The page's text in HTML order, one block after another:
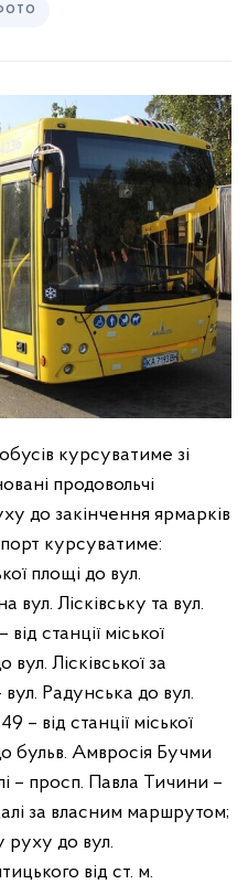
курсуватиме зі
продовольчі
до закінчення ярмарків
курсуватиме:
площі до вул.
вул. Лісківську та вул.
станції міської
Лісківської за
Радунська до вул.
– від станції міської
бульв. Амвросія Бучми
– просп. Павла Тичини –
за власним маршрутом;
до вул.
від ст. м.